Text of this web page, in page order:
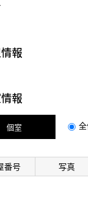
報
報
個室
番号 写真